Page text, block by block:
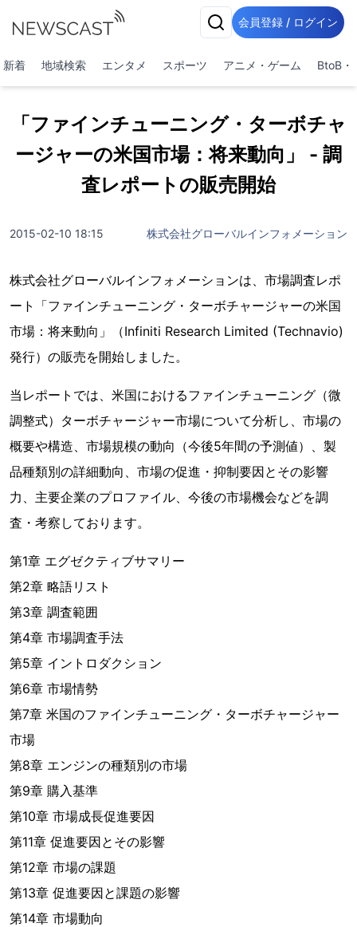
会員登録 / ログイン
新着 地域検索 エンタメ スポーツ アニメ・ゲーム BtoB・
「ファインチューニング・ターボチャ
ージャーの米国市場：将来動向」 - 調
査レポートの販売開始
2015-02-10 18:15 株式会社グローバルインフォメーション
株式会社グローバルインフォメーションは、市場調査レポ
ート「ファインチューニング・ターボチャージャーの米国
市場：将来動向」（Infiniti Research Limited (Technavio)
発行）の販売を開始しました。
当レポートでは、米国におけるファインチューニング（微
調整式）ターボチャージャー市場について分析し、市場の
概要や構造、市場規模の動向（今後5年間の予測値）、製
品種類別の詳細動向、市場の促進・抑制要因とその影響
力、主要企業のプロファイル、今後の市場機会などを調
査・考察しております。
第1章 エグゼクティブサマリー
第2章 略語リスト
第3章 調査範囲
第4章 市場調査手法
第5章 イントロダクション
第6章 市場情勢
第7章 米国のファインチューニング・ターボチャージャー
市場
第8章 エンジンの種類別の市場
第9章 購入基準
第10章 市場成長促進要因
第11章 促進要因とその影響
第12章 市場の課題
第13章 促進要因と課題の影響
第14章 市場動向